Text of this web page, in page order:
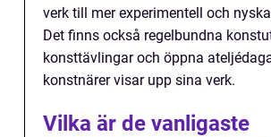
verk till mer experimentell och
Det finns också regelbundna
konsttävlingar och öppna
konstnärer visar upp sina verk.
Vilka är de vanligaste